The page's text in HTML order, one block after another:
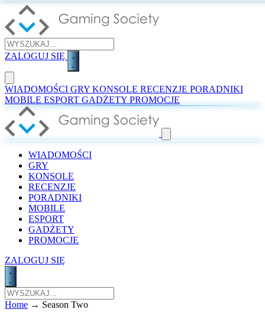
ZALOGUJ SIĘ
WIADOMOŚCI GRY KONSOLE RECENZJE PORADNIKI
MOBILE ESPORT GADŻETY PROMOCJE
WIADOMOŚCI
GRY
KONSOLE
RECENZJE
PORADNIKI
MOBILE
ESPORT
GADŻETY
PROMOCJE
ZALOGUJ SIĘ
Home → Season Two